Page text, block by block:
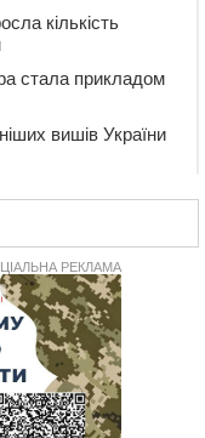
кількість
стала прикладом
вишів України
Черкасах 75-річній
сонячну
гривень
з полеглим на
зупинку і
РЕКЛАМА